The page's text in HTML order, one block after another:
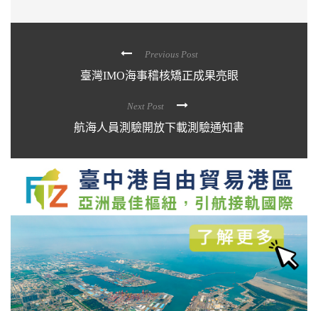
Previous Post
臺灣IMO海事稽核矯正成果亮眼
Next Post
航海人員測驗開放下載測驗通知書